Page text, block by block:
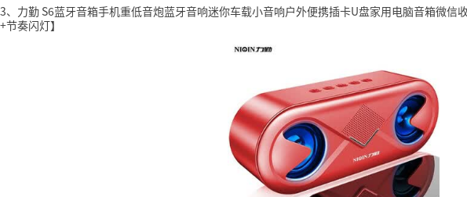
3、力勤 S6蓝牙音箱手机重低音炮蓝牙音响迷你车载小音响户外便携插卡U盘家用电脑音箱微信
+节奏闪灯】